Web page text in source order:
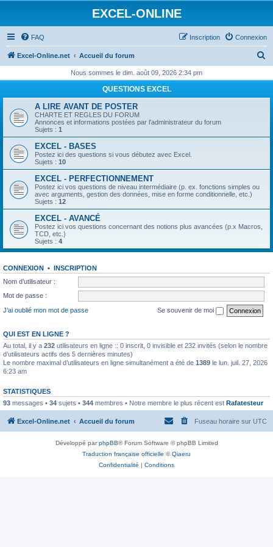
EXCEL-ONLINE
FAQ Connexion
Inscription
Excel-Online.net Accueil du forum
h
e
Nous sommes le dim. août 09, 2026 2:34 pm
QUESTIONS EXCEL
A LIRE AVANT DE POSTER
CHARTE ET REGLES DU FORUM
Annonces et informations postées par l'administrateur du forum
Sujets : 1
EXCEL - BASES
Postez ici des questions si vous débutez avec Excel.
Sujets : 10
EXCEL - PERFECTIONNEMENT
Postez ici vos questions de niveau intermédiaire (p. ex. fonctions simples ou
avec arguments, gestion des données, mise en forme conditionnelle, etc.)
Sujets : 12
EXCEL - AVANCÉ
Postez ici vos questions concernant des notions plus avancées (p.x Macros,
TCD, etc.)
Sujets : 4
CONNEXION • INSCRIPTION
Nom d’utilisateur :
Mot de passe :
J’ai oublié mon mot de passe
Se souvenir de moi
QUI EST EN LIGNE ?
Au total, il y a 232 utilisateurs en ligne :: 0 inscrit, 0 invisible et 232 invités (selon le nombre
d’utilisateurs actifs des 5 dernières minutes)
Le nombre maximal d’utilisateurs en ligne simultanément a été de 1389 le lun. juil. 27, 2026
6:23 am
STATISTIQUES
93 messages • 34 sujets • 344 membres • Notre membre le plus récent est Rafatesteur
Excel-Online.net Accueil du forum Fuseau horaire sur UTC
Développé parphpBB® Forum Software © phpBB Limited
Traduction française officielle ©Qiaeru
Confidentialité | Conditions